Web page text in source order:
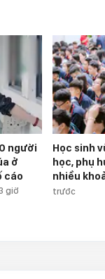
người
ở
cáo
giờ
Học sinh
học, phụ
nhiều
trước